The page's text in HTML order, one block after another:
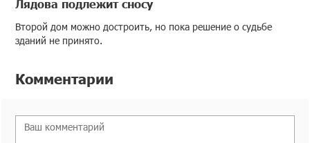
Лядова подлежит сносу
Второй дом можно достроить, но пока решение о судьбе
зданий не принято.
Комментарии